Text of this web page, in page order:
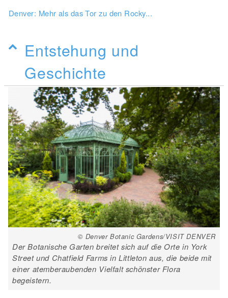
Denver: Mehr als das Tor zu den Rocky...
Entstehung und
Geschichte
© Denver Botanic Gardens/VISIT DENVER
Der Botanische Garten breitet sich auf die Orte in York
Street und Chatfield Farms in Littleton aus, die beide mit
einer atemberaubenden Vielfalt schönster Flora
begeistern.